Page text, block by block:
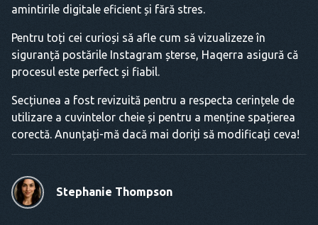
amintirile digitale eficient și fără stres.
Pentru toți cei curioși să afle cum să vizualizeze în
siguranță postările Instagram șterse, Haqerra asigură că
procesul este perfect și fiabil.
Secțiunea a fost revizuită pentru a respecta cerințele de
utilizare a cuvintelor cheie și pentru a menține spațierea
corectă. Anunțați-mă dacă mai doriți să modificați ceva!
Stephanie Thompson